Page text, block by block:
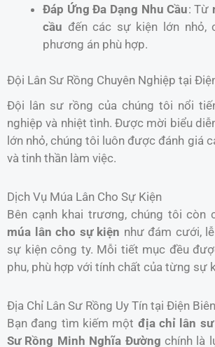
Đáp Ứng Đa Dạng Nhu Cầu: Từ
cầu đến các sự kiện lớn nhỏ,
phương án phù hợp.
Đội Lân Sư Rồng Chuyên Nghiệp tại
Đội lân sư rồng của chúng tôi nổi
nghiệp và nhiệt tình. Được mời biểu
lớn nhỏ, chúng tôi luôn được đánh giá
và tinh thần làm việc.
Dịch Vụ Múa Lân Cho Sự Kiện
Bên cạnh khai trương, chúng tôi còn
múa lân cho sự kiện như đám cưới,
sự kiện công ty. Mỗi tiết mục đều
phu, phù hợp với tính chất của từng sự
Địa Chỉ Lân Sư Rồng Uy Tín tại Điện Biên
Bạn đang tìm kiếm một địa chỉ lân
Sư Rồng Minh Nghĩa Đường chính là